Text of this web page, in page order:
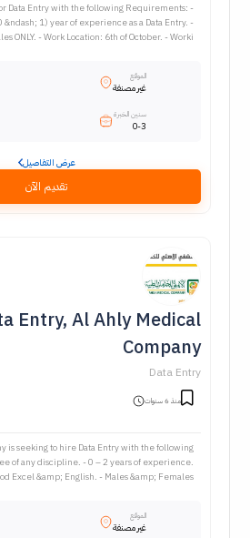
Data Entry with the following Requirements: -
1) year of experience as a Data Entry. -
ONLY. - Work Location: 6th of October. - Worki...
الموقع
غير مصنفة
سنين الخبرة
0-3
عرض التفاصيل
تقديم الآن
Entry, Al Ahly Medical
Company
Data Entry
منذ 6 سنوات
is seeking to hire Data Entry with the following
of any discipline. - 0 – 2 years of experience.
Excel &amp; English. - Males &amp; Females...
الموقع
غير مصنفة